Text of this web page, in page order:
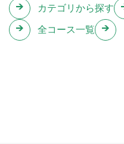
カテゴリから探す
全コース一覧